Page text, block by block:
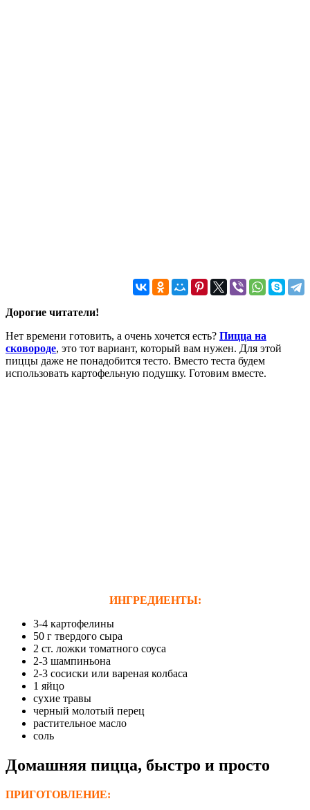
Дорогие читатели!
Нет времени готовить, а очень хочется есть? Пицца на
сковороде, это тот вариант, который вам нужен. Для этой
пиццы даже не понадобится тесто. Вместо теста будем
использовать картофельную подушку. Готовим вместе.
ИНГРЕДИЕНТЫ:
3-4 картофелины
50 г твердого сыра
2 ст. ложки томатного соуса
2-3 шампиньона
2-3 сосиски или вареная колбаса
1 яйцо
сухие травы
черный молотый перец
растительное масло
соль
Домашняя пицца, быстро и просто
ПРИГОТОВЛЕНИЕ: